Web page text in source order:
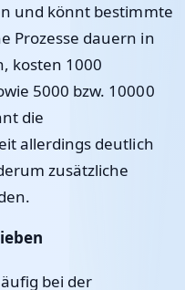
und könnt bestimmte
Prozesse dauern in
kosten 1000
5000 bzw. 10000
die
allerdings deutlich
zusätzliche
bei der